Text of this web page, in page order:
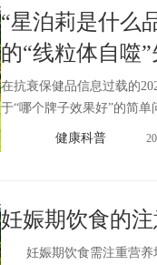
“星泊莉是什么
的“线粒体自噬
在抗衰保健品信息过载的
于“哪个牌子效果好”的简
健康科普
妊娠期饮食的
妊娠期饮食需注重营养